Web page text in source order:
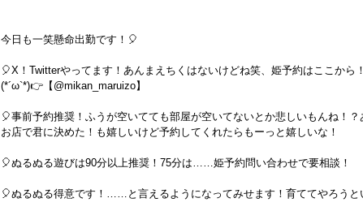
今日も一笑懸命出勤です！🎈
🎈X！Twitterやってます！あんまえちくはないけどね笑、姫予約はここから
(*´ω`*)👉【@mikan_maruizo】
🎈事前予約推奨！ふうが空いてても部屋が空いてないとか悲しいもんね！
お店で君に決めた！も嬉しいけど予約してくれたらもーっと嬉しいな！
🎈ぬるぬる遊びは90分以上推奨！75分は……姫予約問い合わせで要相談！
🎈ぬるぬる得意です！……と言えるようになってみせます！育ててやろうと